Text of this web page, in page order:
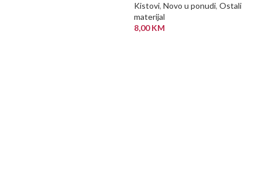
Kistovi, Novo u ponudi, Ostali
materijal
8,00KM